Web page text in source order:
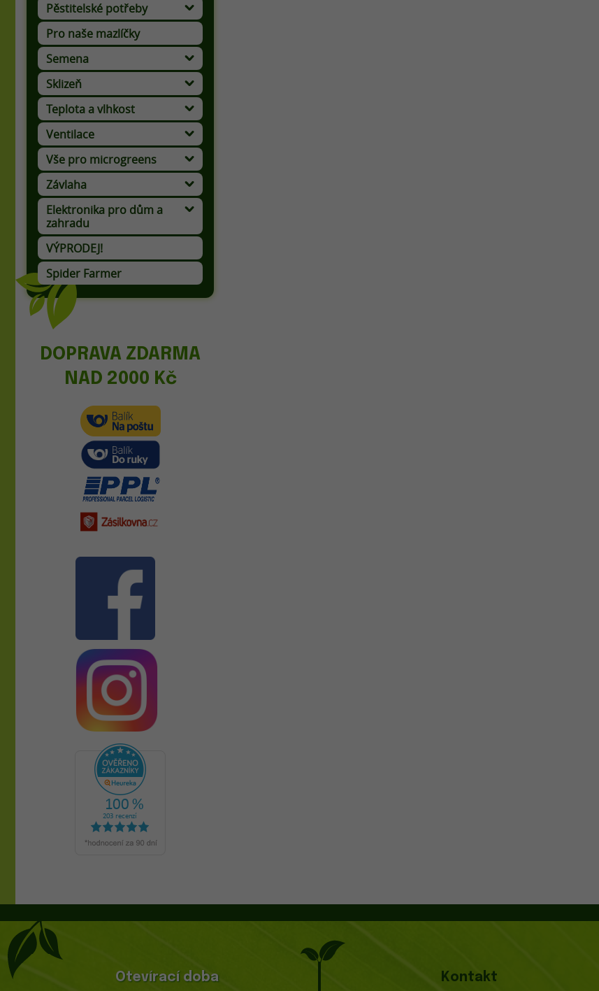
Pěstitelské potřeby
Pro naše mazlíčky
Semena
Sklizeň
Teplota a vlhkost
Ventilace
Vše pro microgreens
Závlaha
Elektronika pro dům a
zahradu
VÝPRODEJ!
Spider Farmer
DOPRAVA ZDARMA
NAD 2000 Kč
Otevírací doba Kontakt